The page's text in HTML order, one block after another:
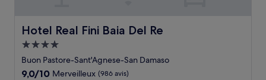
Hotel Real Fini Baia Del Re
Hotel Real Fini Baia Del Re
Hébergement
4.0 étoiles
Buon Pastore-Sant'Agnese-San Damaso
9.0
9,0/10 Merveilleux (986 avis)